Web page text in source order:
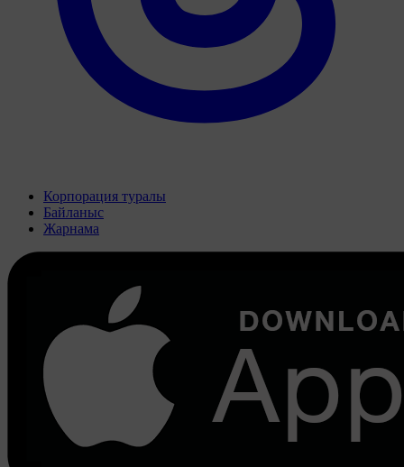
Корпорация туралы
Байланыс
Жарнама